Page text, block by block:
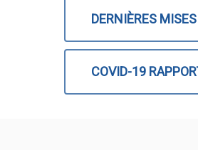
DERNIÈRES
COVID-19